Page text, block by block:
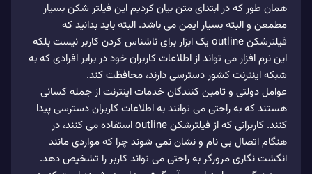
همان طور که در ابتدای متن بیان کردیم این فیلتر شکن بسیار
مطمعن و البته بسیار ایمن می باشد. البته باید بدانید که
فیلترشکن outline یک ابزار برای ناشناس کردن کاربر نیست بلکه
این نرم افزار می تواند از اطلاعات کاربران خود در برابر افرادی که به
شبکه اینترنت کشور دسترسی دارند، محافظت کند.
عوامل دولتی و تامین کنندگان خدمات اینترنت از جمله کسانی
هستند که به راحتی می توانند به اطلاعات کاربران دسترسی پیدا
کنند. کاربرانی که از فیلترشکن outline استفاده می کنند، در
هنگام اتصال بی نام و نشان نمی شوند چرا که مواردی مانند
انگشت نگاری مرورگر به راحتی می تواند کاربر را تشخیص دهد.